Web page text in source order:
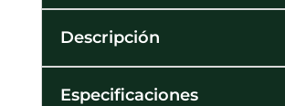
Descripción
Especificaciones